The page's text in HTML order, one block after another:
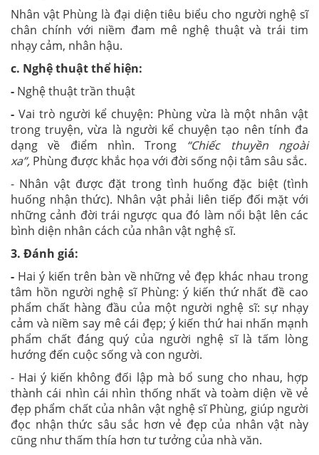
Nhân vật Phùng là đại diện tiêu biểu cho người nghệ sĩ
chân chính với niềm đam mê nghệ thuật và trái tim
nhạy cảm, nhân hậu.
c. Nghệ thuật thể hiện:
- Nghệ thuật trần thuật
- Vai trò người kể chuyện: Phùng vừa là một nhân vật
trong truyện, vừa là người kể chuyện tạo nên tính đa
dạng về điểm nhìn. Trong “Chiếc thuyền ngoài
xa”, Phùng được khắc họa với đời sống nội tâm sâu sắc.
- Nhân vật được đặt trong tình huống đặc biệt (tình
huống nhận thức). Nhân vật phải liên tiếp đối mặt với
những cảnh đời trái ngược qua đó làm nổi bật lên các
bình diện nhân cách của nhân vật nghệ sĩ.
3. Đánh giá:
- Hai ý kiến trên bàn về những vẻ đẹp khác nhau trong
tâm hồn người nghệ sĩ Phùng: ý kiến thứ nhất đề cao
phẩm chất hàng đầu của một người nghệ sĩ: sự nhạy
cảm và niềm say mê cái đẹp; ý kiến thứ hai nhấn mạnh
phẩm chất đáng quý của người nghệ sĩ là tấm lòng
hướng đến cuộc sống và con người.
- Hai ý kiến không đối lập mà bổ sung cho nhau, hợp
thành cái nhìn cái nhìn thống nhất và toàm diện về vẻ
đẹp phẩm chất của nhân vật nghệ sĩ Phùng, giúp người
đọc nhận thức sâu sắc hơn vẻ đẹp của nhân vật này
cũng như thấm thía hơn tư tưởng của nhà văn.